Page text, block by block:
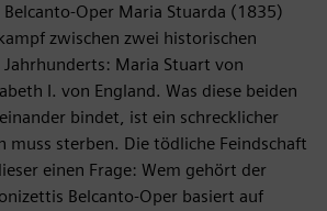
Oper Maria Stuarda (1835)
zwischen zwei historischen
Maria Stuart von
I. von England. Was diese beiden
bindet, ist ein schrecklicher
muss sterben. Die tödliche Feindschaft
einen Frage: Wem gehört der
Belcanto-Oper basiert auf